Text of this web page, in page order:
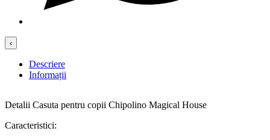
‹
Descriere
Informații
Detalii Casuta pentru copii Chipolino Magical House
Caracteristici: